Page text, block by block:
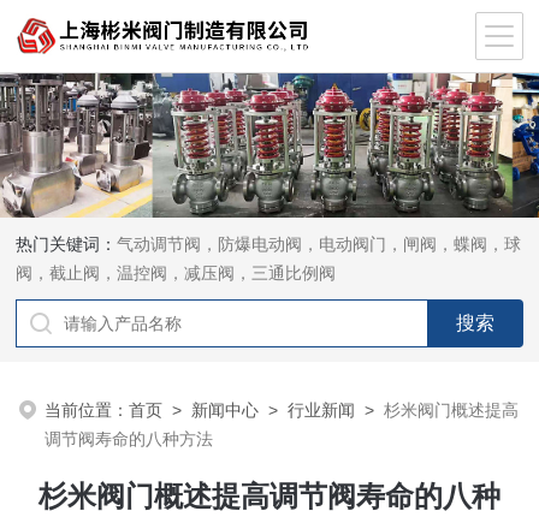
热门关键词：气动调节阀，防爆电动阀，电动阀门，闸阀，蝶阀，球
阀，截止阀，温控阀，减压阀，三通比例阀
当前位置：首页 > 新闻中心 >行业新闻 >杉米阀门概述提高
调节阀寿命的八种方法
杉米阀门概述提高调节阀寿命的八种